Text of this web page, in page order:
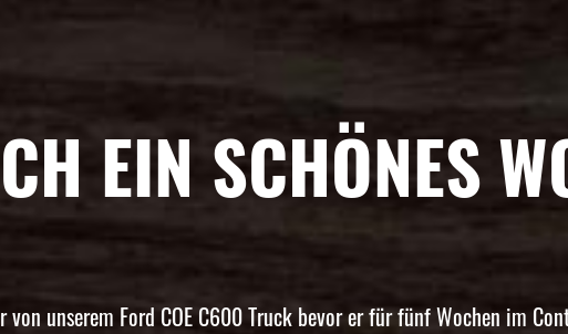
EIN SCHÖNES
unserem Ford COE C600 Truck bevor er für fünf Wochen im